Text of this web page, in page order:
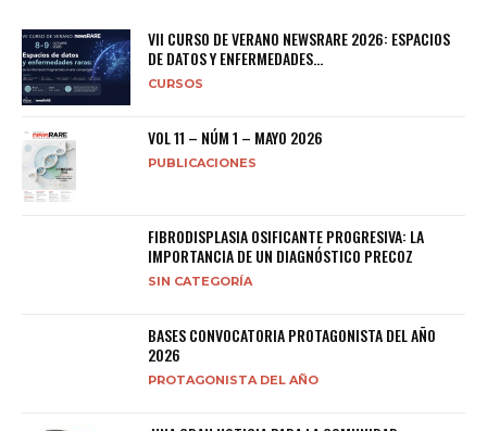
VII CURSO DE VERANO NEWSRARE 2026: ESPACIOS
DE DATOS Y ENFERMEDADES...
CURSOS
VOL 11 – NÚM 1 – MAYO 2026
PUBLICACIONES
FIBRODISPLASIA OSIFICANTE PROGRESIVA: LA
IMPORTANCIA DE UN DIAGNÓSTICO PRECOZ
SIN CATEGORÍA
BASES CONVOCATORIA PROTAGONISTA DEL AÑO
2026
PROTAGONISTA DEL AÑO